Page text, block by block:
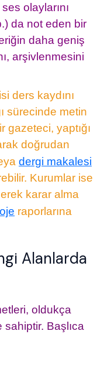
olaylarını
da not eden bir
daha geniş
arşivlenmesini
ders kaydını
sürecinde metin
gazeteci, yaptığı
doğrudan
dergi makalesi
Kurumlar ise
karar alma
raporlarına
Alanlarda
oldukça
Başlıca